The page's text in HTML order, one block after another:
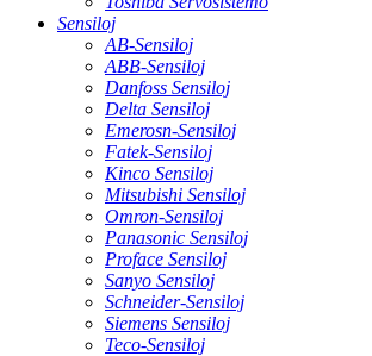
Sensiloj
AB-Sensiloj
ABB-Sensiloj
Danfoss Sensiloj
Delta Sensiloj
Emerosn-Sensiloj
Fatek-Sensiloj
Kinco Sensiloj
Mitsubishi Sensiloj
Omron-Sensiloj
Panasonic Sensiloj
Proface Sensiloj
Sanyo Sensiloj
Schneider-Sensiloj
Siemens Sensiloj
Teco-Sensiloj